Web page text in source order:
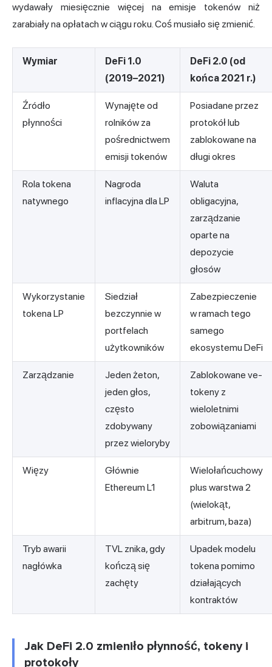
wydawały miesięcznie więcej na emisje tokenów niż
zarabiały na opłatach w ciągu roku. Coś musiało się zmienić.
Wymiar
DeFi 1.0
(2019–2021)
DeFi 2.0 (od
końca 2021 r.)
Źródło
płynności
Wynajęte od
rolników za
pośrednictwem
emisji tokenów
Posiadane przez
protokół lub
zablokowane na
długi okres
Rola tokena
natywnego
Nagroda
inflacyjna dla LP
Waluta
obligacyjna,
zarządzanie
oparte na
depozycie
głosów
Wykorzystanie
tokena LP
Siedział
bezczynnie w
portfelach
użytkowników
Zabezpieczenie
w ramach tego
samego
ekosystemu DeFi
Zarządzanie
Jeden żeton,
jeden głos,
często
zdobywany
przez wieloryby
Zablokowane ve-
tokeny z
wieloletnimi
zobowiązaniami
Więzy
Głównie
Ethereum L1
Wielołańcuchowy
plus warstwa 2
(wielokąt,
arbitrum, baza)
Tryb awarii
nagłówka
TVL znika, gdy
kończą się
zachęty
Upadek modelu
tokena pomimo
działających
kontraktów
Jak DeFi 2.0 zmieniło płynność, tokeny i
protokoły